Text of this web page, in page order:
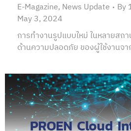
E-Magazine, News Update By
May 3, 2024
การทำงานรูปแบบใหม่ ในหลายสถ
ด้านความปลอดภัย ของผู้ใช้งานจ